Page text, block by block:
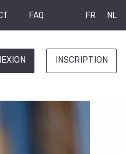
FAQ FR NL
INSCRIPTION